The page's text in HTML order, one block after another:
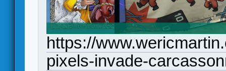
https://
pixels-invade-